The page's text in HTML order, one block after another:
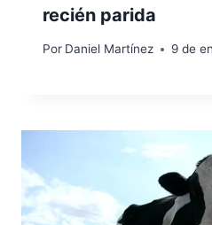
recién parida
Por Daniel Martínez 9 de